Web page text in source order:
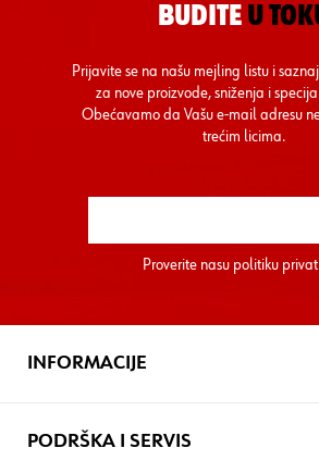
BUDITE U
Prijavite se na našu mejling listu i
za nove proizvode, sniženja i
Obećavamo da Vašu e-mail adresu
trećim licima.
Proverite nasu politiku
INFORMACIJE
PODRŠKA I SERVIS